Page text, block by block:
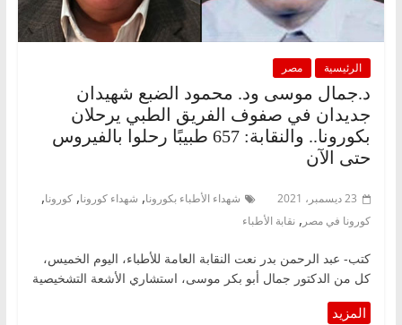
الرئيسية مصر
د.جمال موسى ود. محمود الضبع شهيدان
جديدان في صفوف الفريق الطبي يرحلان
بكورونا.. والنقابة: 657 طبيبًا رحلوا بالفيروس
حتى الآن
23 ديسمبر، 2021 شهداء الأطباء بكورونا, شهداء كورونا, كورونا,
كورونا في مصر , نقابة الأطباء
كتب- عبد الرحمن بدر نعت النقابة العامة للأطباء، اليوم الخميس،
كل من الدكتور جمال أبو بكر موسى، استشاري الأشعة التشخيصية